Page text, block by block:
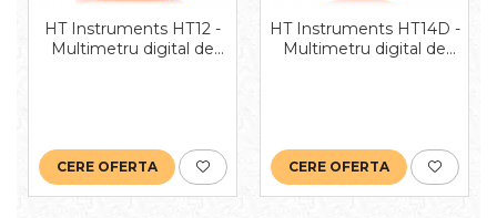
HT Instruments HT12 -
Multimetru digital de
CERE OFERTA
HT Instruments HT14D -
Multimetru digital de
CERE OFERTA